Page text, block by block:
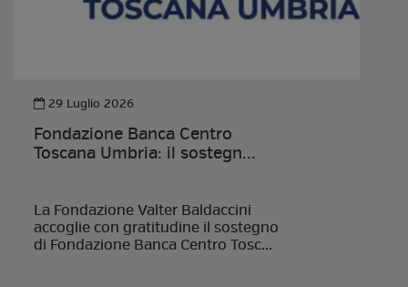
29 Luglio 2026
Fondazione Banca Centro
Toscana Umbria: il sostegn...
La Fondazione Valter Baldaccini
accoglie con gratitudine il sostegno
di Fondazione Banca Centro Tosc...